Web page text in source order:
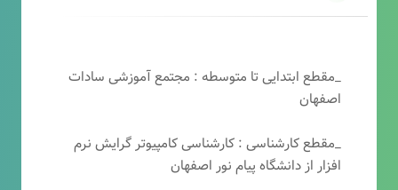
_مقطع ابتدایی تا متوسطه : مجتمع آموزشی سادات
اصفهان
_مقطع کارشناسی : کارشناسی کامپیوتر گرایش نرم
افزار از دانشگاه پیام نور اصفهان